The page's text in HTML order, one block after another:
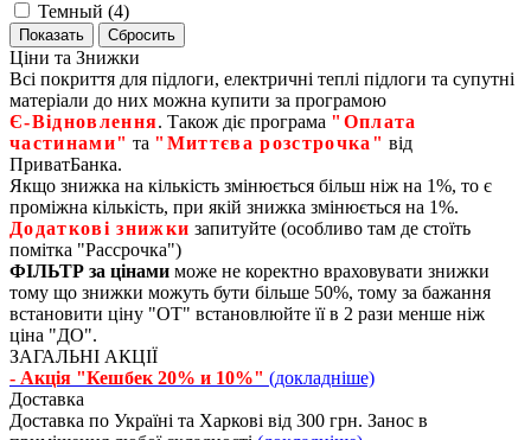
Темный (4)
Ціни та Знижки
Всі покриття для підлоги, електричні теплі підлоги та супутні
матеріали до них можна купити за програмою
Є‑Відновлення. Також діє програма "Оплата
частинами" та "Миттєва розстрочка" від
ПриватБанка.
Якщо знижка на кількість змінюється більш ніж на 1%, то є
проміжна кількість, при якій знижка змінюється на 1%.
Додаткові знижки запитуйте (особливо там де стоїть
помітка "Рассрочка")
ФІЛЬТР за цінами може не коректно враховувати знижки
тому що знижки можуть бути більше 50%, тому за бажання
встановити ціну "ОТ" встановлюйте її в 2 рази менше ніж
ціна "ДО".
ЗАГАЛЬНІ АКЦІЇ
- Акція "Кешбек 20% и 10%" (докладніше)
Доставка
Доставка по Україні та Харкові від 300 грн. Занос в